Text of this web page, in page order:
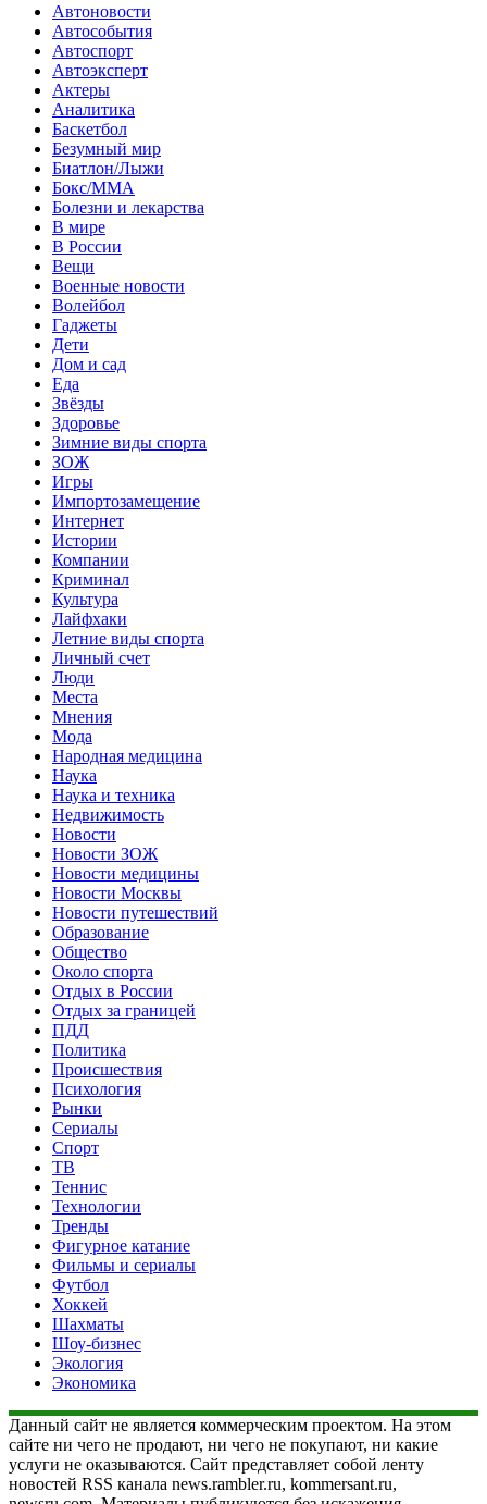
Автоновости
Автособытия
Автоспорт
Автоэксперт
Актеры
Аналитика
Баскетбол
Безумный мир
Биатлон/Лыжи
Бокс/MMA
Болезни и лекарства
В мире
В России
Вещи
Военные новости
Волейбол
Гаджеты
Дети
Дом и сад
Еда
Звёзды
Здоровье
Зимние виды спорта
ЗОЖ
Игры
Импортозамещение
Интернет
Истории
Компании
Криминал
Культура
Лайфхаки
Летние виды спорта
Личный счет
Люди
Места
Мнения
Мода
Народная медицина
Наука
Наука и техника
Недвижимость
Новости
Новости ЗОЖ
Новости медицины
Новости Москвы
Новости путешествий
Образование
Общество
Около спорта
Отдых в России
Отдых за границей
ПДД
Политика
Происшествия
Психология
Рынки
Сериалы
Спорт
ТВ
Теннис
Технологии
Тренды
Фигурное катание
Фильмы и сериалы
Футбол
Хоккей
Шахматы
Шоу-бизнес
Экология
Экономика
Данный сайт не является коммерческим проектом. На этом
сайте ни чего не продают, ни чего не покупают, ни какие
услуги не оказываются. Сайт представляет собой ленту
новостей RSS канала news.rambler.ru, kommersant.ru,